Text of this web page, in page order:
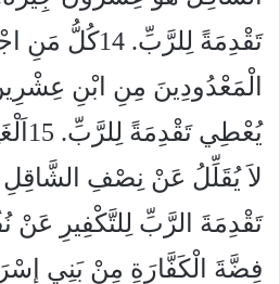
تَقْدِمَةً لِلرَّبِّ.
الْمَعْدُودِينَ مِنِ ابْنِ
لاَ يُقَلِّلُ عَنْ نِصْفِ
فِضَّةَ الْكَفَّارَةِ مِنْ بَنِي